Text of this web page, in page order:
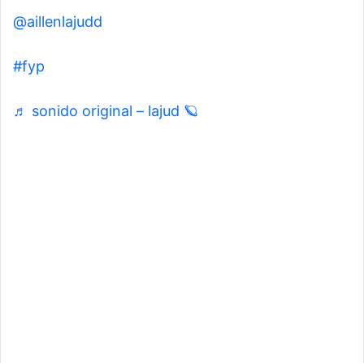
@aillenlajudd
#fyp
♬ sonido original – lajud 🪐